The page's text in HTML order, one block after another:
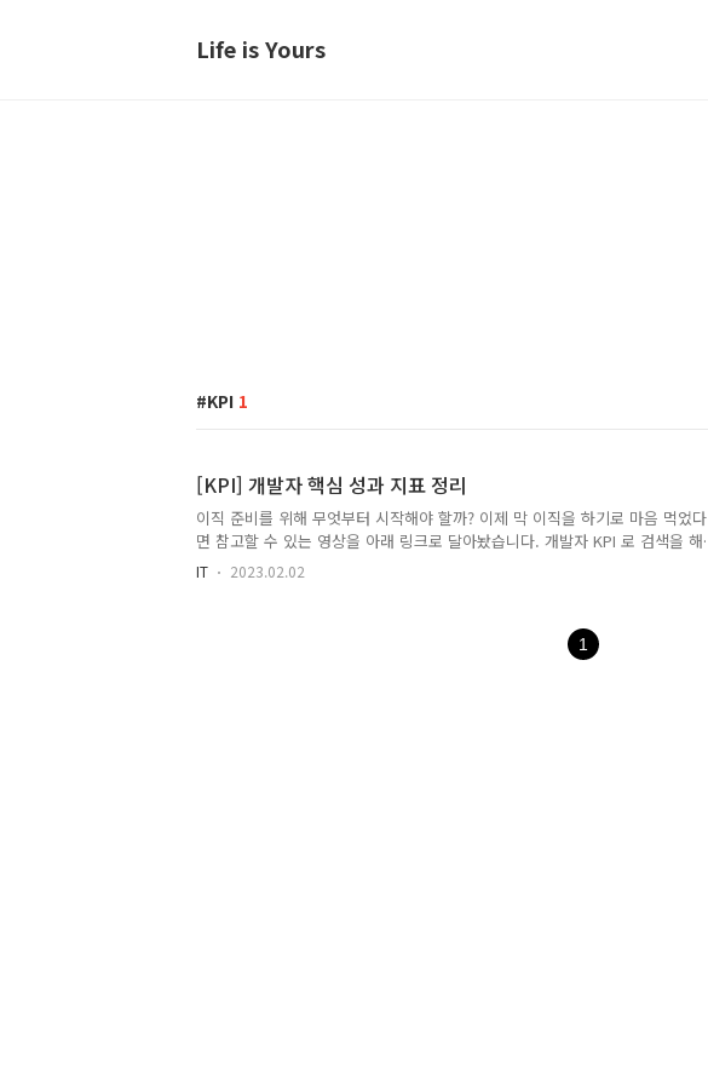
Life is Yours
KPI 1
[KPI] 개발자 핵심 성과 지표 정리
이직 준비를 위해 무엇부터 시작해야 할까? 이제 막 이직을 하기로 마음 먹었다
면 참고할 수 있는 영상을 아래 링크로 달아놨습니다. 개발자 KPI 로 검색을 해
보면 많은 정보들이 나오지만 정보들의 출처를 신뢰하기 어려웠습니다. 그래서
정보를 얻어갈 수 있습니다. 핵심성과지표(KPI) 란? 기업이 현재의 경영 성과뿐
만 아니라 미래의 가치를 증가시키기 위하여 무엇을 관리하여야 하는지를 명확
IT 2023.02.02
1